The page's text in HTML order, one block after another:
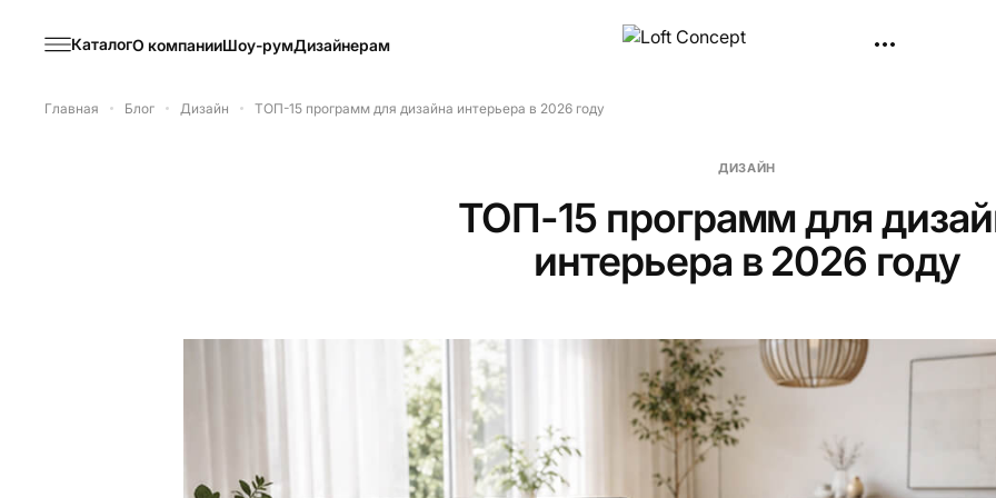
КаталогО компанииШоу-румДизайнерам
Главная Блог Дизайн ТОП-15 программ для дизайна интерьера в 2026 году
ДИЗАЙН
ТОП-15 программ для
интерьера в 2026 году